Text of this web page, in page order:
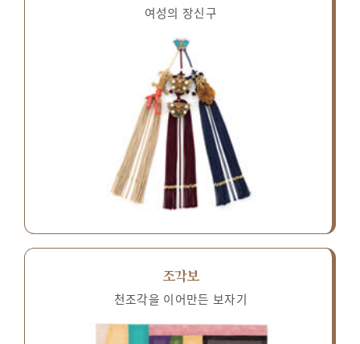
여성의 장신구
조각보
천조각을 이어만든 보자기